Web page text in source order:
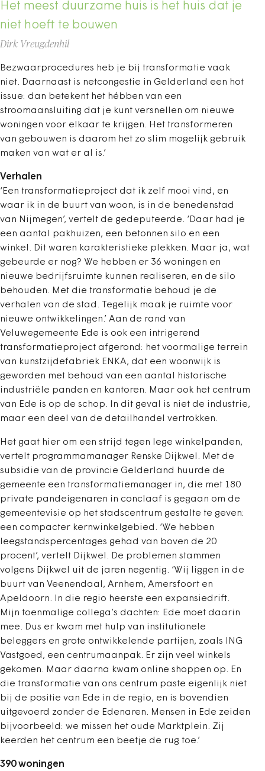
Het meest duurzame huis is het huis dat je
niet hoeft te bouwen
Dirk Vreugdenhil
Bezwaarprocedures heb je bij transformatie vaak
niet. Daarnaast is netcongestie in Gelderland een hot
issue: dan betekent het hébben van een
stroomaansluiting dat je kunt versnellen om nieuwe
woningen voor elkaar te krijgen. Het transformeren
van gebouwen is daarom het zo slim mogelijk gebruik
maken van wat er al is.’
Verhalen
‘Een transformatieproject dat ik zelf mooi vind, en
waar ik in de buurt van woon, is in de benedenstad
van Nijmegen’, vertelt de gedeputeerde. ‘Daar had je
een aantal pakhuizen, een betonnen silo en een
winkel. Dit waren karakteristieke plekken. Maar ja, wat
gebeurde er nog? We hebben er 36 woningen en
nieuwe bedrijfsruimte kunnen realiseren, en de silo
behouden. Met die transformatie behoud je de
verhalen van de stad. Tegelijk maak je ruimte voor
nieuwe ontwikkelingen.’ Aan de rand van
Veluwegemeente Ede is ook een intrigerend
transformatieproject afgerond: het voormalige terrein
van kunstzijdefabriek ENKA, dat een woonwijk is
geworden met behoud van een aantal historische
industriële panden en kantoren. Maar ook het centrum
van Ede is op de schop. In dit geval is niet de industrie,
maar een deel van de detailhandel vertrokken.
Het gaat hier om een strijd tegen lege winkelpanden,
vertelt programmamanager Renske Dijkwel. Met de
subsidie van de provincie Gelderland huurde de
gemeente een transformatiemanager in, die met 180
private pandeigenaren in conclaaf is gegaan om de
gemeentevisie op het stadscentrum gestalte te geven:
een compacter kernwinkelgebied. ‘We hebben
leegstandspercentages gehad van boven de 20
procent’, vertelt Dijkwel. De problemen stammen
volgens Dijkwel uit de jaren negentig. ‘Wij liggen in de
buurt van Veenendaal, Arnhem, Amersfoort en
Apeldoorn. In die regio heerste een expansiedrift.
Mijn toenmalige collega’s dachten: Ede moet daarin
mee. Dus er kwam met hulp van institutionele
beleggers en grote ontwikkelende partijen, zoals ING
Vastgoed, een centrumaanpak. Er zijn veel winkels
gekomen. Maar daarna kwam online shoppen op. En
die transformatie van ons centrum paste eigenlijk niet
bij de positie van Ede in de regio, en is bovendien
uitgevoerd zonder de Edenaren. Mensen in Ede zeiden
bijvoorbeeld: we missen het oude Marktplein. Zij
keerden het centrum een beetje de rug toe.’
390 woningen